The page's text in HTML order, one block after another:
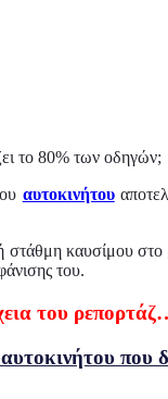
το 80% των οδηγών;
αυτοκινήτου
στάθμη καυσίμου
του.
του
που